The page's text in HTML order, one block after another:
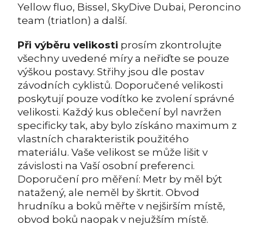
Yellow fluo, Bissel, SkyDive Dubai, Peroncino
team (triatlon) a další.
Při výběru velikosti prosím zkontrolujte
všechny uvedené míry a neřiďte se pouze
výškou postavy. Střihy jsou dle postav
závodních cyklistů. Doporučené velikosti
poskytují pouze vodítko ke zvolení správné
velikosti. Každý kus oblečení byl navržen
specificky tak, aby bylo získáno maximum z
vlastních charakteristik použitého
materiálu. Vaše velikost se může lišit v
závislosti na Vaší osobní preferenci.
Doporučení pro měření: Metr by měl být
natažený, ale neměl by škrtit. Obvod
hrudníku a boků měřte v nejširším místě,
obvod boků naopak v nejužším místě.